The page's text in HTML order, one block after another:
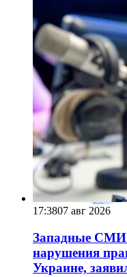
17:3807 авг 2026
Западные СМИ
нарушения
Украине,